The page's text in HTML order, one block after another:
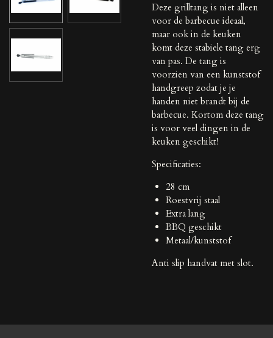
Deze grilltang is niet alleen
voor de barbecue ideaal,
maar ook in de keuken
komt deze stabiele tang erg
van pas. De tang is
voorzien van een kunststof
handgreep zodat je je
handen niet brandt bij de
barbecue. Kortom deze tang
is voor veel dingen in de
keuken geschikt!
Specificaties:
28 cm
Roestvrij staal
Extra lang
BBQ geschikt
Metaal/kunststof
Anti slip handvat met slot.